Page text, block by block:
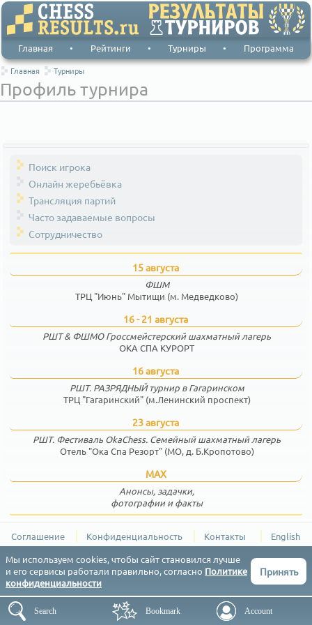
Главная • Рейтинги • Турниры • Программа
Главная Турниры
Профиль турнира
Поиск игрока
Онлайн жеребьёвка
Трансляция партий
Часто задаваемые вопросы
Сотрудничество
15 августа
ФШМ
ТРЦ "Июнь" Мытищи (м. Медведково)
16 - 21 августа
РШТ & ФШМО Гроссмейстерский шахматный лагерь
ОКА СПА КУРОРТ
16 августа
РШТ. РАЗРЯДНЫЙ турнир в Гагаринском
ТРЦ "Гагаринский" (м.Ленинский проспект)
23 августа
РШТ. Фестиваль OkaChess. Семейный шахматный лагерь
Отель "Ока Спа Резорт" (МО, д. Б.Кропотово)
MAX
Анонсы, задачки,
фотографии и факты
Соглашение Конфиденциальность Контакты English
РШТ (Результаты Шахматных Турниров) © 2015-2026
Search Bookmark Account
Мы используем cookies, чтобы сайт становился лучше
и его сервисы работали правильно, согласно Политике
конфиденциальности
Принять